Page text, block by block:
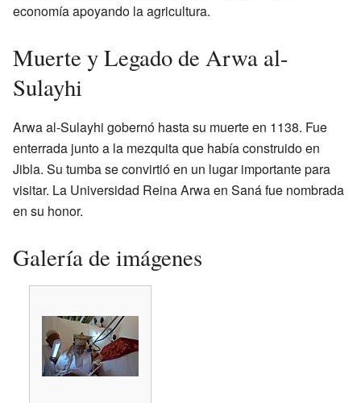
economía apoyando la agricultura.
Muerte y Legado de Arwa al-
Sulayhi
Arwa al-Sulayhi gobernó hasta su muerte en 1138. Fue
enterrada junto a la mezquita que había construido en
Jibla. Su tumba se convirtió en un lugar importante para
visitar. La Universidad Reina Arwa en Saná fue nombrada
en su honor.
Galería de imágenes